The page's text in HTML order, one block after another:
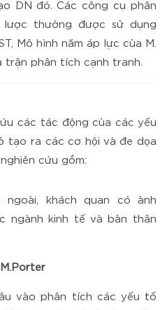
DN đó. Các công cụ phân
lược thường được sử dụng
Mô hình năm áp lực của M.
trận phân tích cạnh tranh.
các tác động của các yếu
tạo ra các cơ hội và đe dọa
cứu gồm:
khách quan có ảnh
ngành kinh tế và bản thân
vào phân tích các yếu tố